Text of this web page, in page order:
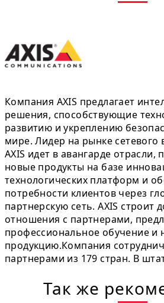
Компания AXIS предлагает
решения, способствующие
развитию и укреплению
мире. Лидер на рынке сетевого
AXIS идет в авангарде отрасли,
новые продукты на базе
технологических платформ и
потребности клиентов через
партнерскую сеть. AXIS строит
отношения с партнерами,
профессиональное обучение и
продукцию.Компания
партнерами из 179 стран. В
Так же